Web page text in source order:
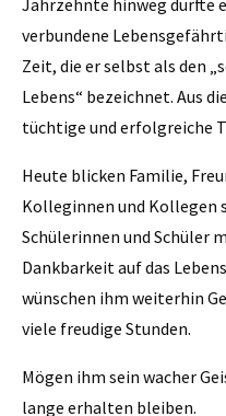
verbundene
Zeit, die er selbst als den
Lebens“ bezeichnet. Aus
tüchtige und erfolgreiche
Heute blicken Familie,
Kolleginnen und Kollegen
Schülerinnen und Schüler
Dankbarkeit auf das
wünschen ihm weiterhin
viele freudige Stunden.
Mögen ihm sein wacher
lange erhalten bleiben.